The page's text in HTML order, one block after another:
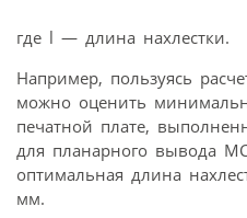
где l — длина нахлестки.
Например, пользуясь
можно оценить
печатной плате,
для планарного вывода
оптимальная длина
мм.